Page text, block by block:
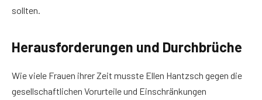
sollten.
Herausforderungen und Durchbrüche
Wie viele Frauen ihrer Zeit musste Ellen Hantzsch gegen die
gesellschaftlichen Vorurteile und Einschränkungen